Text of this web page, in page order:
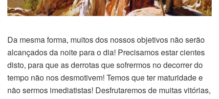
Da mesma forma, muitos dos nossos objetivos não serão
alcançados da noite para o dia! Precisamos estar cientes
disto, para que as derrotas que sofrermos no decorrer do
tempo não nos desmotivem! Temos que ter maturidade e
não sermos imediatistas! Desfrutaremos de muitas vitórias,